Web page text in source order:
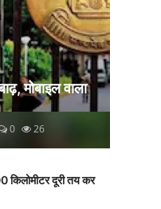
मोबाइल वाला
0 26
किलोमीटर दूरी तय कर